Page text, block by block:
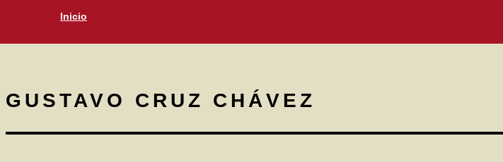
Inicio
GUSTAVO CRUZ CHÁVEZ